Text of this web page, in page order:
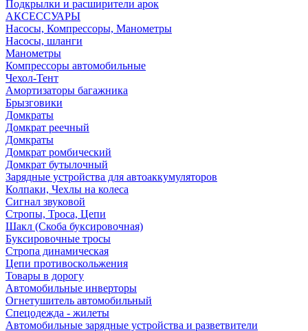
Подкрылки и расширители арок
АКСЕССУАРЫ
Насосы, Компрессоры, Манометры
Насосы, шланги
Манометры
Компрессоры автомобильные
Чехол-Тент
Амортизаторы багажника
Брызговики
Домкраты
Домкрат реечный
Домкраты
Домкрат ромбический
Домкрат бутылочный
Зарядные устройства для автоаккумуляторов
Колпаки, Чехлы на колеса
Сигнал звуковой
Стропы, Троса, Цепи
Шакл (Скоба буксировочная)
Буксировочные тросы
Стропа динамическая
Цепи противоскольжения
Товары в дорогу
Автомобильные инверторы
Огнетушитель автомобильный
Спецодежда - жилеты
Автомобильные зарядные устройства и разветвители